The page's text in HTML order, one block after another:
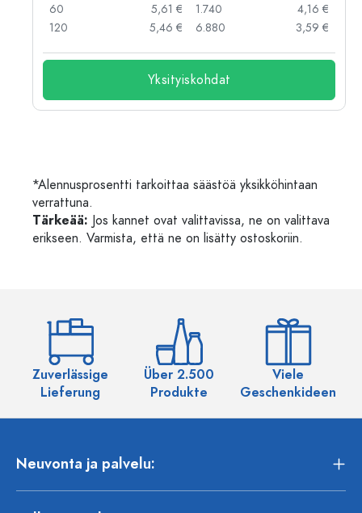
60
5,61 €
120
5,46 €
1.740
4,16 €
6.880
3,59 €
Yksityiskohdat
*Alennusprosentti tarkoittaa säästöä yksikköhintaan
verrattuna.
Tärkeää: Jos kannet ovat valittavissa, ne on valittava
erikseen. Varmista, että ne on lisätty ostoskoriin.
Zuverlässige
Lieferung
Über 2.500
Produkte
Viele
Geschenkideen
Neuvonta ja palvelu: